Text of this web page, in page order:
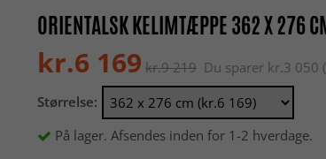
ORIENTALSK KELIMTÆPPE 362 X 276
kr.6 169 kr.9 219Du sparer kr.3 050
Størrelse:
På lager. Afsendes inden for 1-2 hverdage.